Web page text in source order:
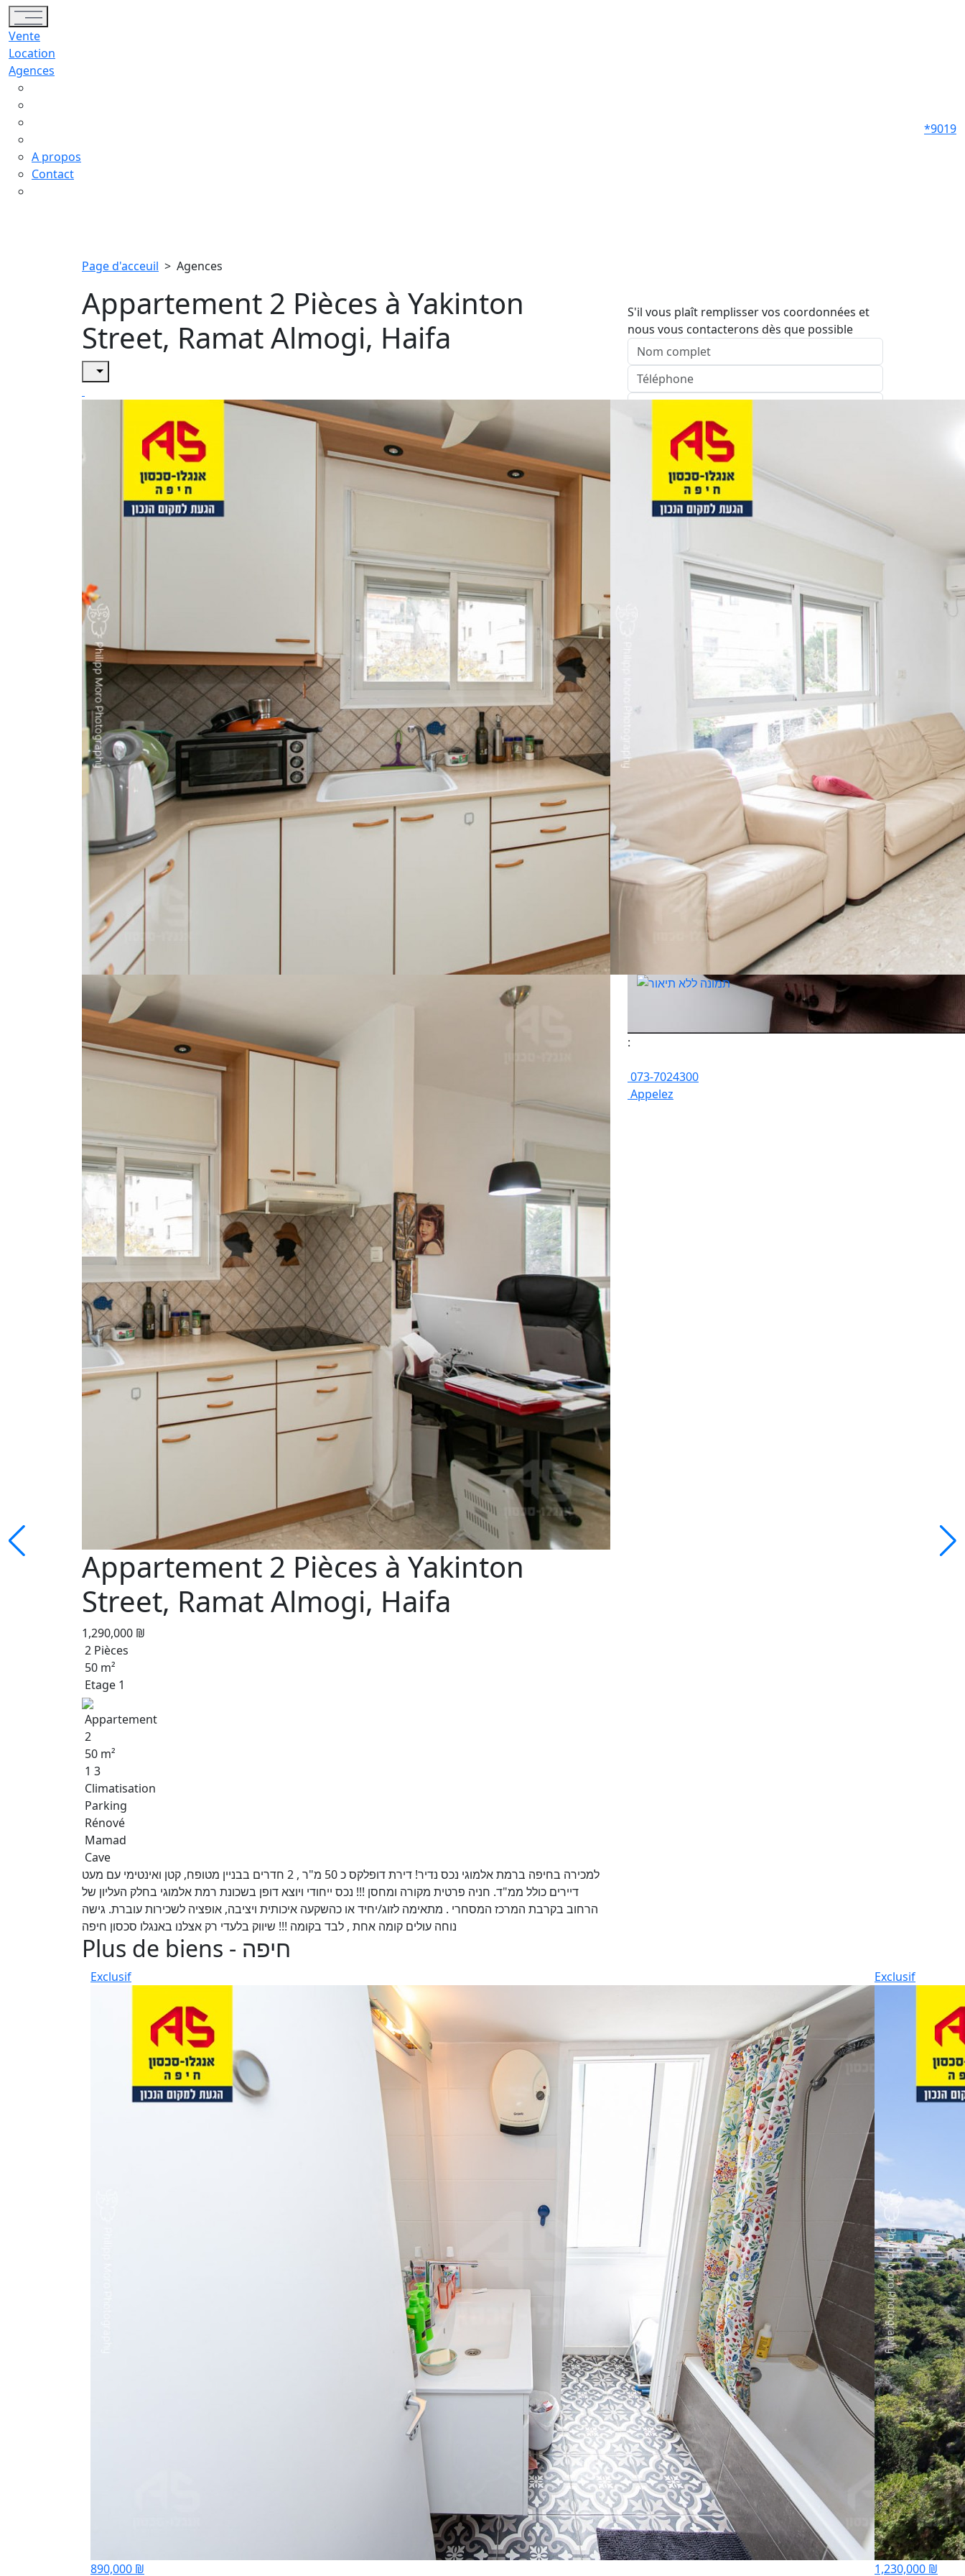
Toggle navigation
Vente
Location
Agences
A propos
Contact
*9019
Page d'acceuil > Agences
Appartement 2 Pièces à Yakinton
Street, Ramat Almogi, Haifa
Appartement 2 Pièces à Yakinton
Street, Ramat Almogi, Haifa
1,290,000 ₪
2 Pièces
50 m²
Etage 1
Appartement
2
50 m²
1 3
Climatisation
Parking
Rénové
Mamad
Cave
למכירה בחיפה ברמת אלמוגי נכס נדיר! דירת דופלקס כ 50 מ"ר , 2 חדרים בבניין מטופח, קטן ואינטימי עם מעט
דיירים כולל ממ"ד. חניה פרטית מקורה ומחסן !!! נכס ייחודי ויוצא דופן בשכונת רמת אלמוגי בחלק העליון של
הרחוב בקרבת המרכז המסחרי . מתאימה לזוג/יחיד או כהשקעה איכותית ויציבה, אופציה לשכירות עוברת. גישה
נוחה עולים קומה אחת , לבד בקומה !!! שיווק בלעדי רק אצלנו באנגלו סכסון חיפה
S'il vous plaît remplisser vos coordonnées et
nous vous contacterons dès que possible
Envoyer
:
073-7024300
Appelez
Plus de biens - חיפה
Exclusif
890,000 ₪
Exclusif
1,230,000 ₪